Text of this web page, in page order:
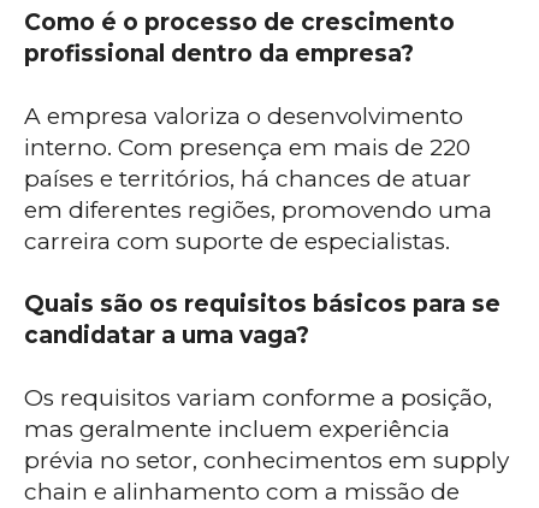
Como é o processo de crescimento
profissional dentro da empresa?
A empresa valoriza o desenvolvimento
interno. Com presença em mais de 220
países e territórios, há chances de atuar
em diferentes regiões, promovendo uma
carreira com suporte de especialistas.
Quais são os requisitos básicos para se
candidatar a uma vaga?
Os requisitos variam conforme a posição,
mas geralmente incluem experiência
prévia no setor, conhecimentos em supply
chain e alinhamento com a missão de